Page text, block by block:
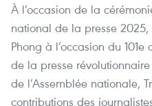
À l’occasion de la
national de la presse
Phong à l’occasion du
de la presse
de l’Assemblée nationale,
contributions des